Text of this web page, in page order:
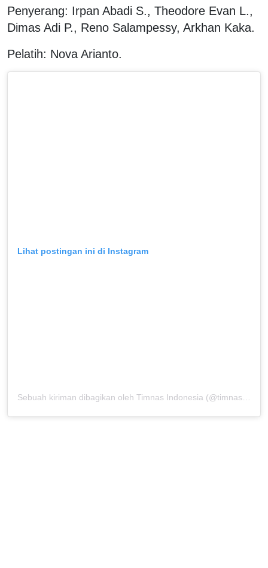
Penyerang: Irpan Abadi S., Theodore Evan L.,
Dimas Adi P., Reno Salampessy, Arkhan Kaka.
Pelatih: Nova Arianto.
Lihat postingan ini di Instagram
Sebuah kiriman dibagikan oleh Timnas Indonesia (@timnasindonesia)